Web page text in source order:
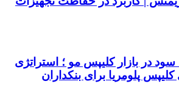
در بازار کلیپس مو ؛ استراتژی
کلیپس پلومریا برای بنکداران